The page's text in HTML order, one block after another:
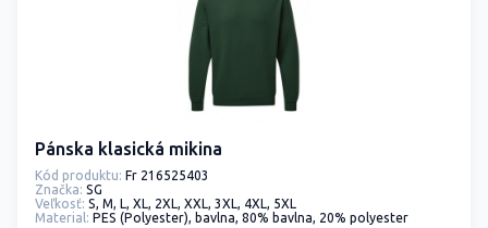
Pánska klasická mikina
Kód produktu: Fr 216525403
Značka: SG
Veľkosť: S, M, L, XL, 2XL, XXL, 3XL, 4XL, 5XL
Material: PES (Polyester), bavlna, 80% bavlna, 20% polyester